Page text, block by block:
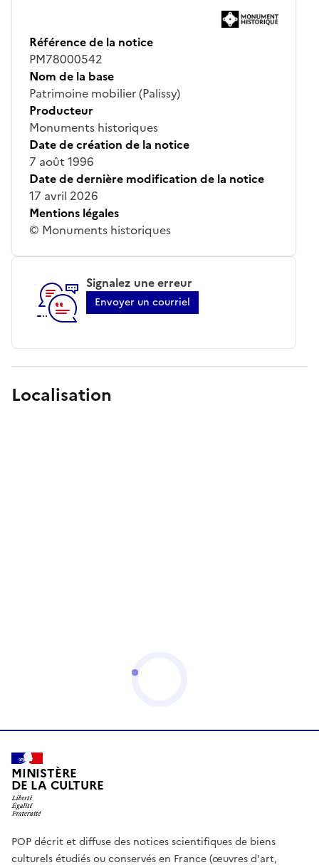
Référence de la notice
PM78000542
Nom de la base
Patrimoine mobilier (Palissy)
Producteur
Monuments historiques
Date de création de la notice
7 août 1996
Date de dernière modification de la notice
17 avril 2026
Mentions légales
© Monuments historiques
Signalez une erreur
Envoyer un courriel
Localisation
MINISTÈRE
DE LA CULTURE
POP décrit et diffuse des notices scientifiques de biens
culturels étudiés ou conservés en France (œuvres d'art,